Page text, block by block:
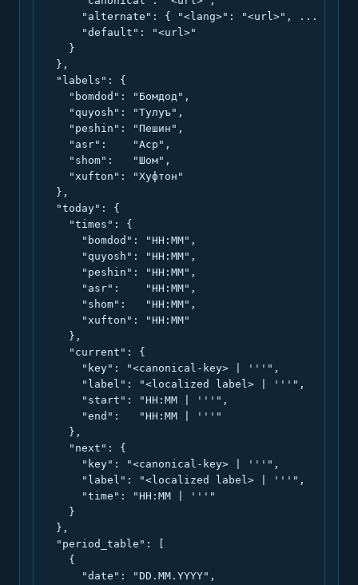
      "alternate": { "<lang>": "<url>", ... },
      "default": "<url>"
    }
  },
  "labels": {
    "bomdod": "Бомдод",
    "quyosh": "Тулуъ",
    "peshin": "Пешин",
    "asr":    "Аср",
    "shom":   "Шом",
    "xufton": "Хуфтон"
  },
  "today": {
    "times": {
      "bomdod": "HH:MM",
      "quyosh": "HH:MM",
      "peshin": "HH:MM",
      "asr":    "HH:MM",
      "shom":   "HH:MM",
      "xufton": "HH:MM"
    },
    "current": {
      "key": "<canonical-key> | '''",
      "label": "<localized label> | '''",
      "start": "HH:MM | '''",
      "end":   "HH:MM | '''"
    },
    "next": {
      "key": "<canonical-key> | '''",
      "label": "<localized label> | '''",
      "time": "HH:MM | '''"
    }
  },
  "period_table": [
    {
      "date": "DD.MM.YYYY",